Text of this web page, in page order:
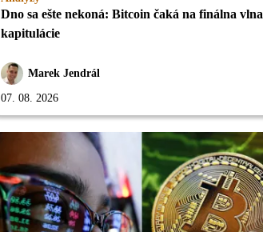
Dno sa ešte nekoná: Bitcoin čaká na finálna vlna
kapitulácie
Marek Jendrál
07. 08. 2026